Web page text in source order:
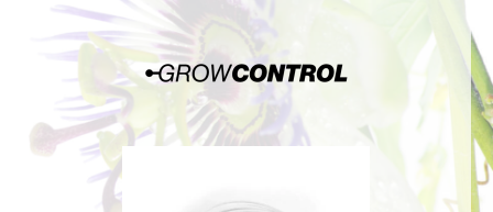
Bildergalerie überspringen